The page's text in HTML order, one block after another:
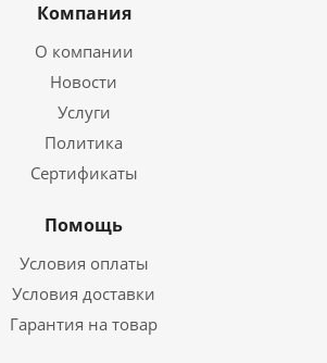
Компания
О компании
Новости
Услуги
Политика
Сертификаты
Помощь
Условия оплаты
Условия доставки
Гарантия на товар